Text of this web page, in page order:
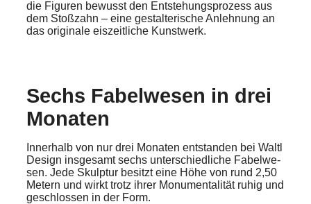
die Figuren bewusst den Entste­hungs­pro­zess aus
dem Stoßzahn – eine gestal­te­ri­sche Anleh­nung an
das origi­na­le eiszeit­li­che Kunst­werk.
Sechs Fabel­we­sen in drei
Monaten
Inner­halb von nur drei Monaten entstan­den bei Waltl
Design insge­samt sechs unter­schied­li­che Fabel­we­
sen. Jede Skulp­tur besitzt eine Höhe von rund 2,50
Metern und wirkt trotz ihrer Monumen­ta­li­tät ruhig und
geschlos­sen in der Form.